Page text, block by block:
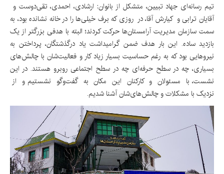
تیم رسانه‌ای جهاد تبیین، متشکل از بانوان: ارشادی، احمدی، تقی‌دوست و
آقایان ترابی و کیارش آقا، در روزی که برف خیلی‌ها را در خانه نشانده بود، به
سمت سازمان مدیریت آرامستان‌ها حرکت کردند؛ البته با هدفی بزرگتر از یک
بازدید ساده. این بار هدف ضمن گرامیداشت یاد درگذشتگان، پرداختن به
نیروهایی بود که به رغم حساسیت بسیار زیاد کار و فعالیت‌شان با چالش‌های
بسیاری، چه در سطح حرفه‌ای چه در سطح اجتماعی روبرو هستند. در این
نشست، با مسئولان و کارکنان این مکان به گفت‌وگو نشستیم و از
نزدیک با مشکلات و چالش‌های‌شان آشنا شدیم.